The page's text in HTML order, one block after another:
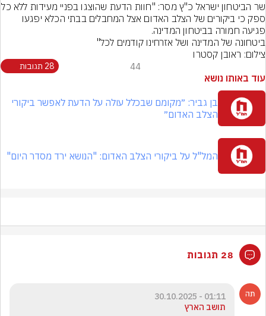
שר הביטחון ישראל כ"ץ מסר:
ביטחונה של המדינה ושל אזרחינו קודמים לכל"
צילום: ראובן קסטרו
44 28 תגובות
עוד באותו נושא
בן גביר: ״מקומם שבכלל עולה על הדעת לאפשר ביקורי
הצלב האדום״
המל"ל על ביקורי הצלב האדום: "הנושא ירד מסדר היום"
28 תגובות
01:11 - 30.10.2025
תושב הארץ